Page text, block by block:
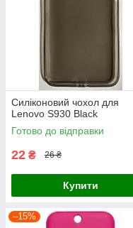
Силіконовий чохол для
Lenovo S930 Black
Готово до відправки
22 ₴ 26 ₴
Купити
–15%